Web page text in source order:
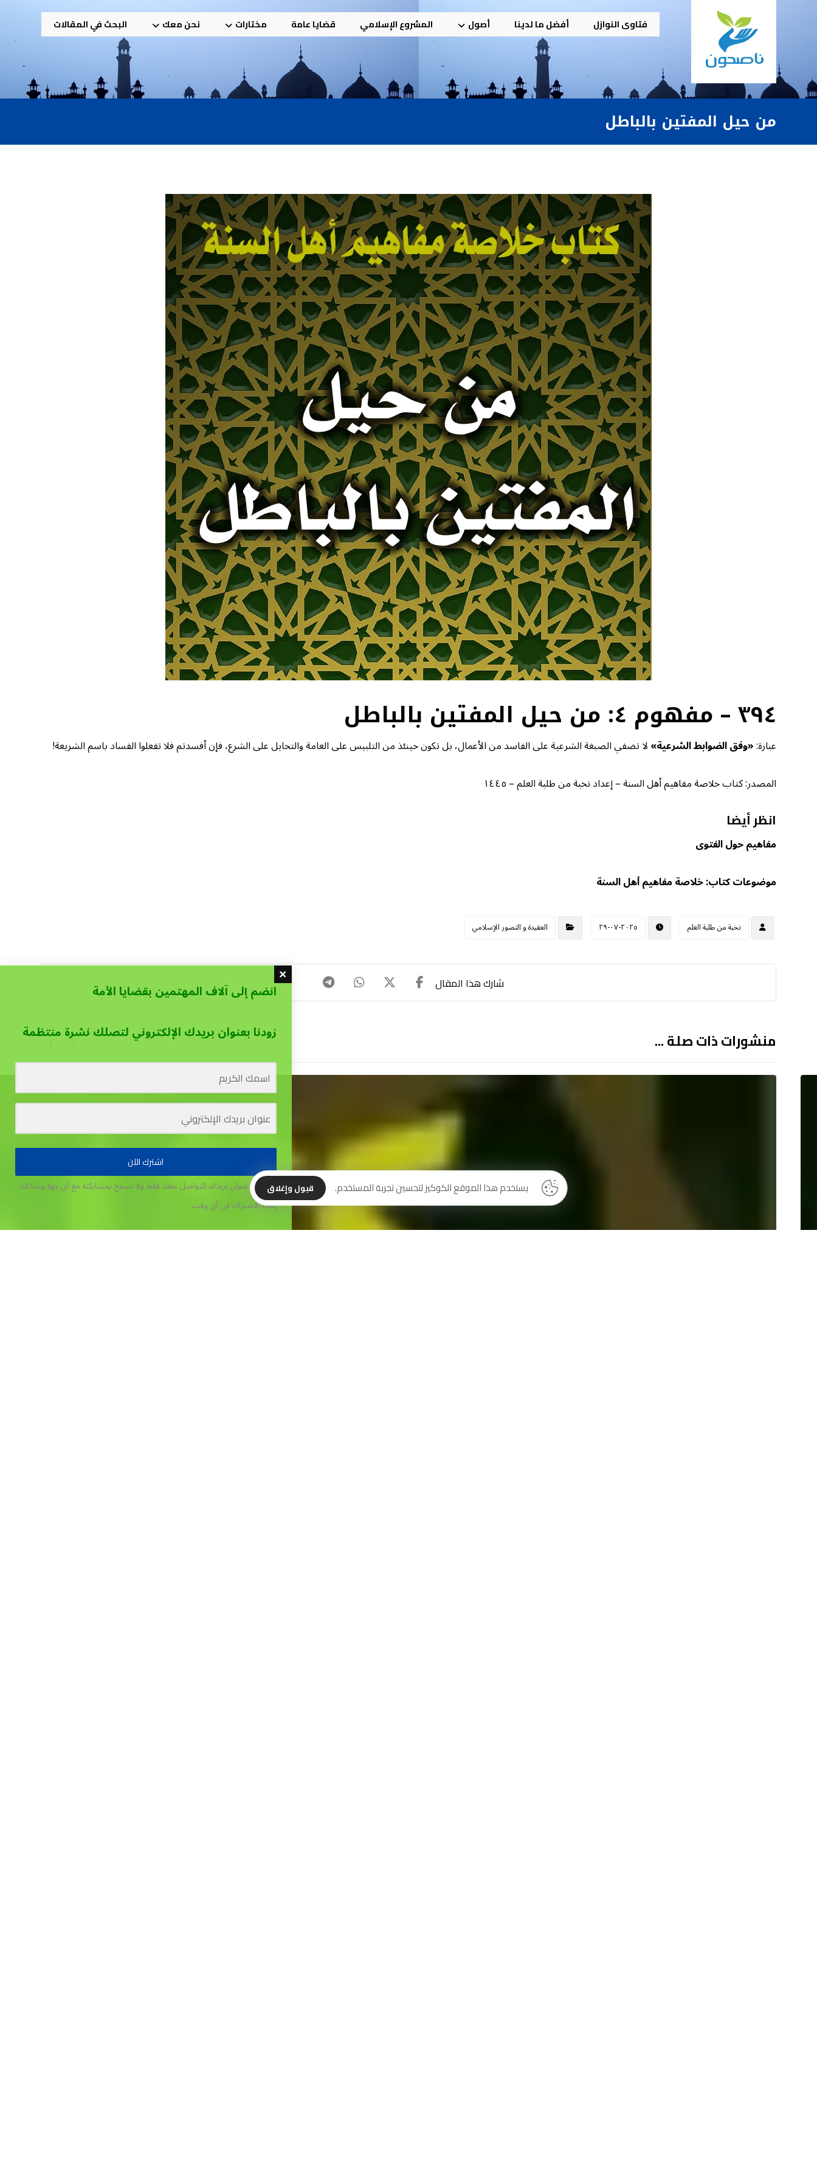
فتاوى النوازل أفضل ما لدينا أصول المشروع الإسلامي قضايا عامة مختارات نحن معك البحث في المقالات
من حيل المفتين بالباطل
٣٩٤ – مفهوم ٤: من حيل المفتين بالباطل
عبارة:«وفق الضوابط الشرعية»لا تضفي الصبغة الشرعية على الفاسد من الأعمال، بل تكون حينئذ من التلبيس على العامة والتحايل على الشرع، فإن أفسدتم فلا تفعلوا الفساد باسم الشريعة!
المصدر: كتاب خلاصة مفاهيم أهل السنة – إعداد نخبة من طلبة العلم – ١٤٤٥
انظر أيضا
مفاهيم حول الفتوى
موضوعات كتاب: خلاصة مفاهيم أهل السنة
نخبة من طلبة العلم ٢٠٢٥-٠٧-٢٩ العقيدة و التصور الإسلامي
منشورات ذات صلة ...
يستخدم هذا الموقع الكوكيز لتحسين تجربة المستخدم. قبول وإغلاق
انضم إلى آلاف المهتمين بقضايا الأمة
زودنا بعنوان بريدك الإلكتروني لتصلك نشرة منتظمة
اشترك الآن
نستخدم عنوان بريدك للتواصل معك فقط ولا نسمح بمشاركته مع أي جهةويمكنك
إلغاء الاشتراك في أي وقت